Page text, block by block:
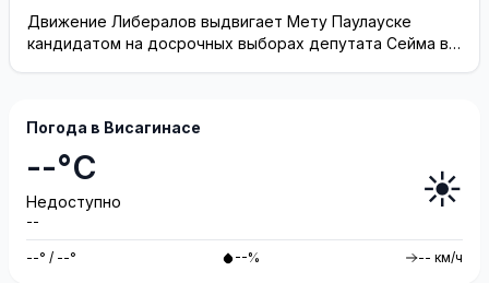
Висагинское отделение Либерального движения
Движение Либералов выдвигает Мету Паулауске
кандидатом на досрочных выборах депутата Сейма в
Погода в Висагинасе
--°C
Недоступно
--
☀️
--° / --° --% -- км/ч